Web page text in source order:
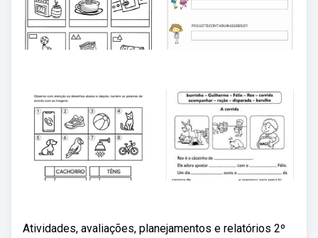
Atividades, avaliações, planejamentos e relatórios 2º